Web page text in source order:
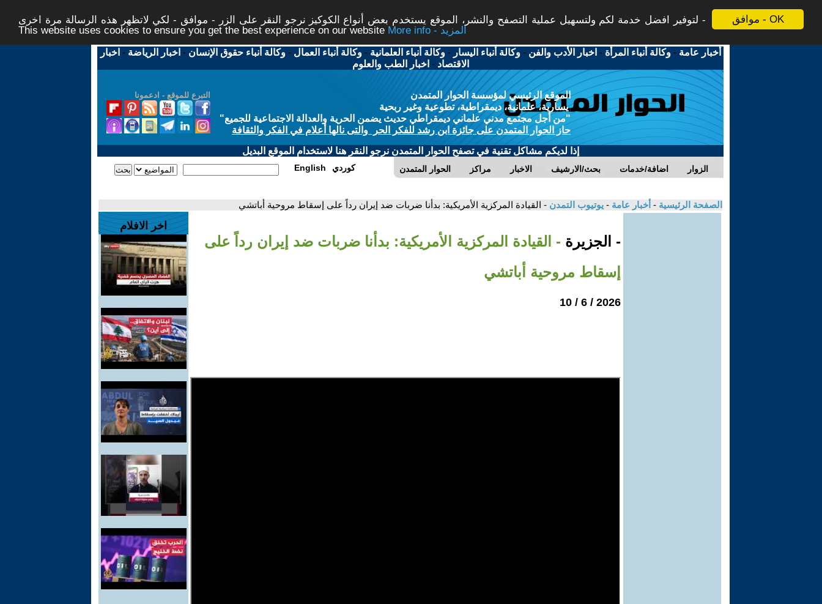
موافق - OK
لتوفير افضل خدمة لكم ولتسهيل عملية التصفح والنشر، الموقع يستخدم بعض أنواع الكوكيز نرجو النقر على الزر - موافق - لكي لاتظهر هذه الرسالة مرة اخرى -
This website uses cookies to ensure you get the best experience on our website
More info - المزيد
أخبار عامة -وكالة أنباء المرأة - اخبار الأدب والفن -وكالة أنباء اليسار -وكالة أنباء العلمانية -وكالة أنباء العمال -وكالة أنباء حقوق الإنسان - اخبار الرياضة - اخبار
الاقتصاد - اخبار الطب والعلوم
التبرع للموقع - ادعمونا
الموقع الرئيسي لمؤسسة الحوار المتمدن
يسارية، علمانية، ديمقراطية، تطوعية وغير ربحية
"من أجل مجتمع مدني علماني ديمقراطي حديث يضمن الحرية والعدالة الاجتماعية للجميع"
حاز الحوار المتمدن على جائزة ابن رشد للفكر الحر والتى نالها أعلام في الفكر والثقافة
إذا لديكم مشاكل تقنية في تصفح الحوار المتمدن نرجو النقر هنا لاستخدام الموقع البديل
الحوار المتمدن مراكز الاخبار بحث/الارشيف اضافة/خدمات الزوار English كوردي
الصفحة الرئيسية - أخبار عامة - يوتيوب التمدن - القيادة المركزية الأمريكية: بدأنا ضربات ضد إيران رداً على إسقاط مروحية أباتشي
- الجزيرة - القيادة المركزية الأمريكية: بدأنا ضربات ضد إيران رداً على
إسقاط مروحية أباتشي
2026 / 6 / 10
اخر الافلام